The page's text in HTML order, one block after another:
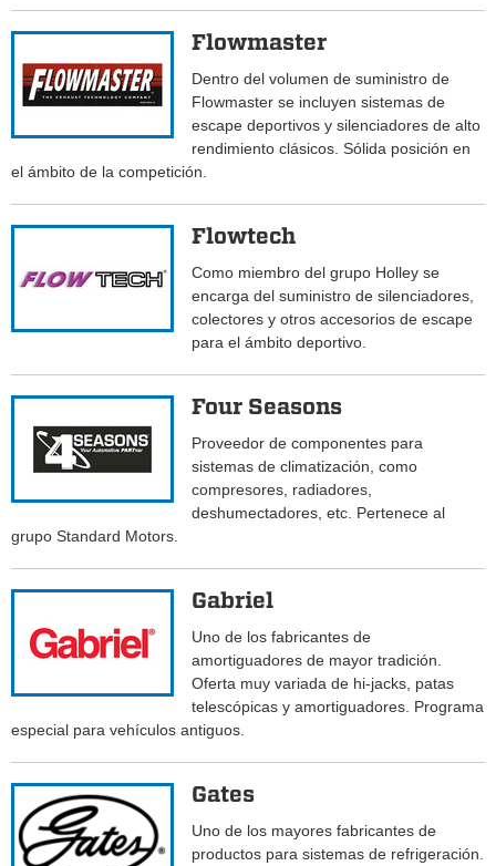
Flowmaster
Dentro del volumen de suministro de
Flowmaster se incluyen sistemas de
escape deportivos y silenciadores de alto
rendimiento clásicos. Sólida posición en
el ámbito de la competición.
Flowtech
Como miembro del grupo Holley se
encarga del suministro de silenciadores,
colectores y otros accesorios de escape
para el ámbito deportivo.
Four Seasons
Proveedor de componentes para
sistemas de climatización, como
compresores, radiadores,
deshumectadores, etc. Pertenece al
grupo Standard Motors.
Gabriel
Uno de los fabricantes de
amortiguadores de mayor tradición.
Oferta muy variada de hi-jacks, patas
telescópicas y amortiguadores. Programa
especial para vehículos antiguos.
Gates
Uno de los mayores fabricantes de
productos para sistemas de refrigeración.